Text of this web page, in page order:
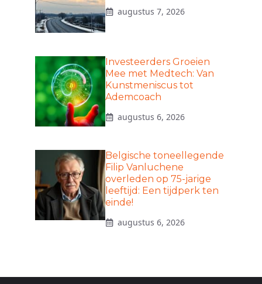
augustus 7, 2026
Investeerders Groeien
Mee met Medtech: Van
Kunstmeniscus tot
Ademcoach
augustus 6, 2026
Belgische toneellegende
Filip Vanluchene
overleden op 75-jarige
leeftijd: Een tijdperk ten
einde!
augustus 6, 2026